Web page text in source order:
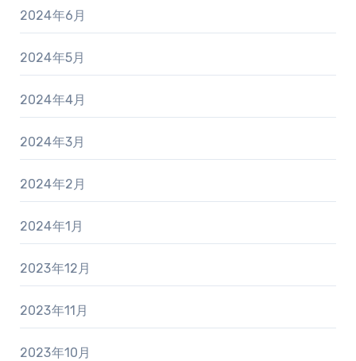
2024年6月
2024年5月
2024年4月
2024年3月
2024年2月
2024年1月
2023年12月
2023年11月
2023年10月